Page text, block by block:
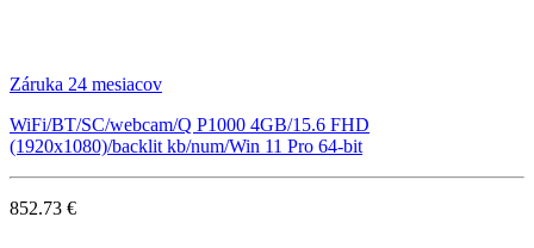
Záruka 24 mesiacov
WiFi/BT/SC/webcam/Q P1000 4GB/15.6 FHD
(1920x1080)/backlit kb/num/Win 11 Pro 64-bit
852.73 €